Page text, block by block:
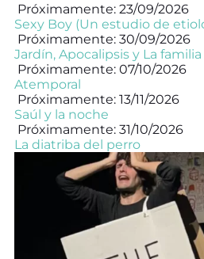
Próximamente: 23/09/2026
Sexy Boy (Un estudio de
Próximamente: 30/09/2026
Jardín, Apocalipsis y La
Próximamente: 07/10/2026
Atemporal
Próximamente: 13/11/2026
Saúl y la noche
Próximamente: 31/10/2026
La diatriba del perro